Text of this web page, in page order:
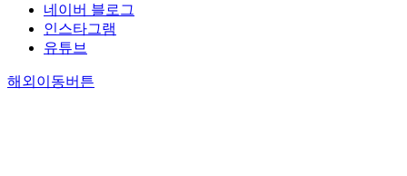
네이버 블로그
인스타그램
유튜브
해외이동버튼